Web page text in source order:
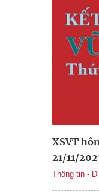
XSVT
21/11/
Thông tin -